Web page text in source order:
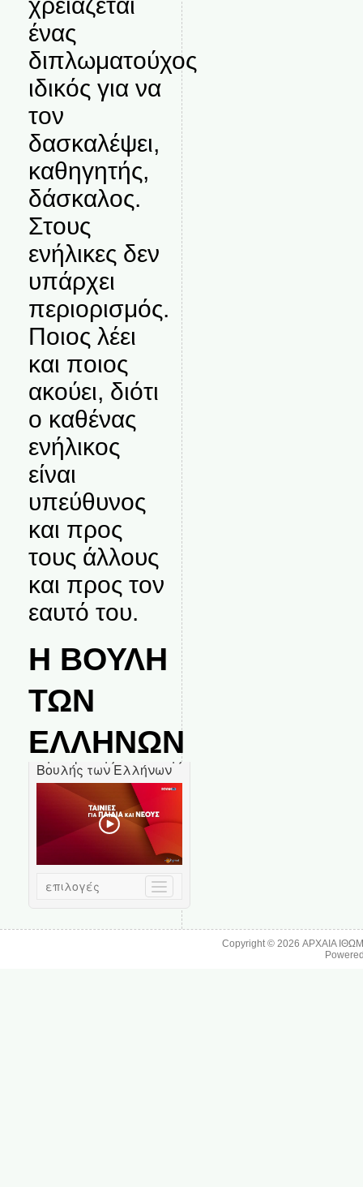
ένας
διπλωματούχος
ιδικός για να
τον
δασκαλέψει,
καθηγητής,
δάσκαλος.
Στους
ενήλικες δεν
υπάρχει
περιορισμός.
Ποιος λέει
και ποιος
ακούει, διότι
ο καθένας
ενήλικος
είναι
υπεύθυνος
και προς
τους άλλους
και προς τον
εαυτό του.
Η ΒΟΥΛΗ
ΤΩΝ
ΕΛΛΗΝΩΝ
Copyright © 2026ΑΡΧΑΙΑ